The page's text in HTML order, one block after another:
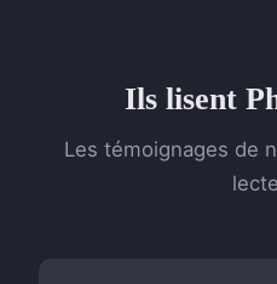
Ils lisent
Les témoignages de